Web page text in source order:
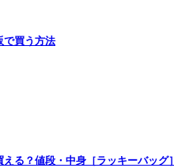
で買う方法
る？値段・中身［ラッキーバッグ］